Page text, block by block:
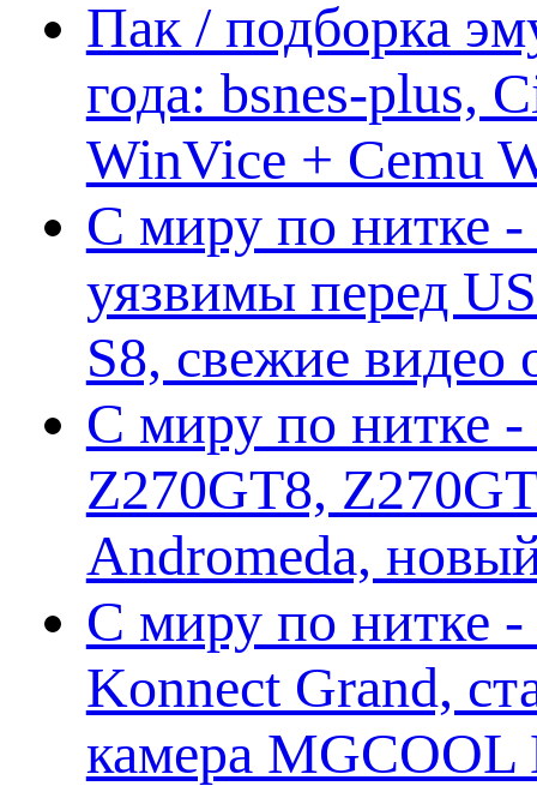
Пак / подборка
года: bsnes-plus,
WinVice + Cemu
С миру по нитке
уязвимы перед
S8, свежие
С миру по нитке -
Z270GT8,
Andromeda,
С миру по нитке -
Konnect Grand,
камера MGCOOL